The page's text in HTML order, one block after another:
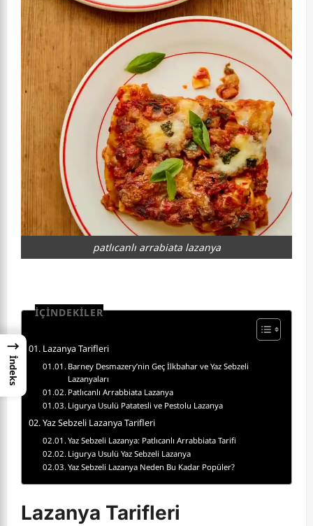
patlıcanlı arrabiata lazanya
İÇİNDEKİLER
Lazanya Tarifleri
Barney Desmazery’nin Geç İlkbahar ve Yaz Sebzeli
Lazanyaları
Patlıcanlı Arrabbiata Lazanya
Ligurya Usulü Patatesli ve Pestolu Lazanya
Yaz Sebzeli Lazanya Tarifleri
Yaz Sebzeli Lazanya: Patlıcanlı Arrabbiata Tarifi
Ligurya Usulü Yaz Sebzeli Lazanya
Yaz Sebzeli Lazanya Neden Bu Kadar Popüler?
Lazanya Tarifleri
→
İndeks